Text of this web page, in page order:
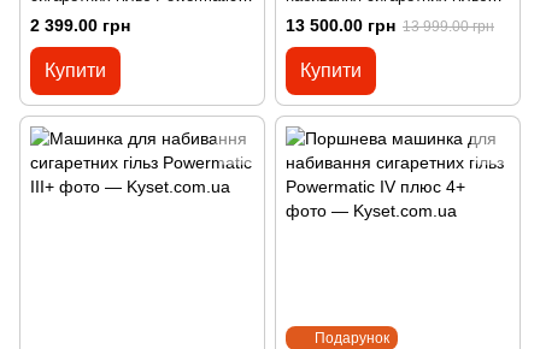
I+ Elite один плюс 1+
2 399.00 грн
Купити
Powermatic V Plus
13 500.00 грн 13 999.00 грн
Купити
Подарунок